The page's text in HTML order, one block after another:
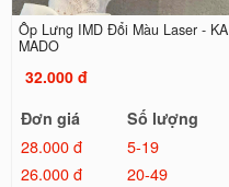
Ốp Lưng IMD Đổi Màu Laser - KA
MADO
32.000 đ
Đơn giá
Số lượng
28.000 đ
5-19
26.000 đ
20-49